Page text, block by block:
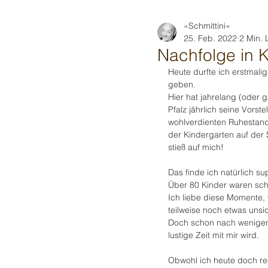
Nachfolge in
»Schmittini«
25. Feb. 2022 2 Min.
Heute durfte ich
geben.
Hier hat jahrelang (oder
Pfalz jährlich seine
wohlverdienten
der Kindergarten auf der
stieß auf mich!
Das finde ich natürlich
Über 80 Kinder waren
Ich liebe diese
teilweise noch etwas
Doch schon nach
lustige Zeit mit mir wird.
Obwohl ich heute doch